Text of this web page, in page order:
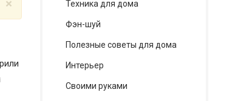
× Техника для дома
Фэн-шуй
Полезные советы для дома
Интерьер
Своими руками